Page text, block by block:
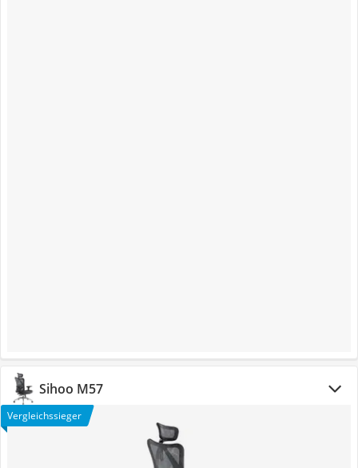
Sihoo M57
Vergleichssieger